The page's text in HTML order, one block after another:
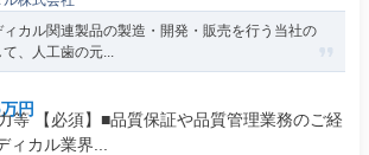
カル関連製品の製造・開発・販売を行う当社の
、人工歯の元...
円
等 【必須】■品質保証や品質管理業務のご経
ィカル業界...